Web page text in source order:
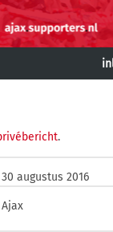
.
30 augustus 2016
Ajax